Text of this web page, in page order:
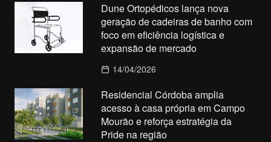
Dune Ortopédicos lança nova
geração de cadeiras de banho com
foco em eficiência logística e
expansão de mercado
14/04/2026
Residencial Córdoba amplia
acesso à casa própria em Campo
Mourão e reforça estratégia da
Pride na região